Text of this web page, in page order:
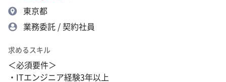
東京都
業務委託 / 契約社員
求めるスキル
＜必須要件＞
・ITエンジニア経験3年以上